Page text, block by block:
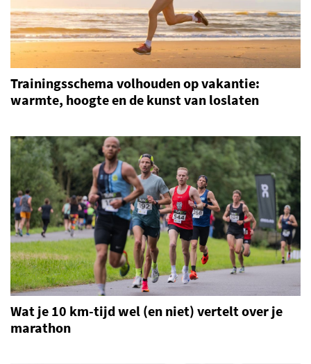
Trainingsschema volhouden op vakantie:
warmte, hoogte en de kunst van loslaten
Wat je 10 km-tijd wel (en niet) vertelt over je
marathon